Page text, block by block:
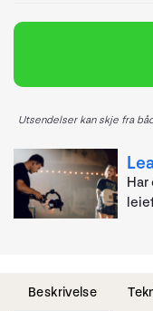
Utsendelser kan skje fra
Beskrivelse